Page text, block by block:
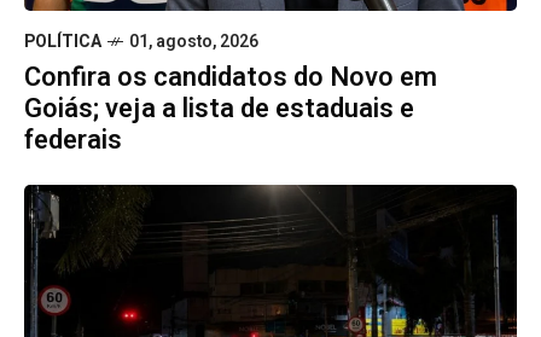
POLÍTICA 01, agosto, 2026
Confira os candidatos do Novo em
Goiás; veja a lista de estaduais e
federais